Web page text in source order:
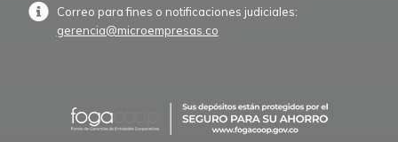
Correo para fines o notificaciones judiciales:
gerencia@microempresas.co